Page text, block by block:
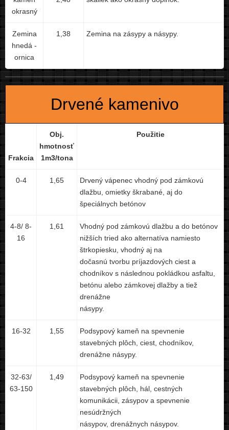
okrasný
Zemina
hnedá -
ornica
1,38 Zemina na zásypy a násypy.
Drvené kamenivo
Frakcia
Obj.
hmotnosť
1m3/tona
Použitie
0-4 1,65
Drvený vápenec vhodný pod zámkovú
dlažbu, omietky škrabané, aj do
špeciálnych betónov
4-8/ 8-
16
1,61
Vhodný pod zámkovú dlažbu a do betónov
nižších tried ako alternatíva namiesto
štrkopiesku, vhodný aj na
dočasnú tvorbu príjazdových ciest a
chodníkov s následnou pokládkou asfaltu,
betónu alebo zámkovej dlažby a tiež
drenážne
násypy.
16-32 1,55
Podsypový kameň na spevnenie
stavebných plôch, ciest, chodníkov,
drenážne násypy.
32-63/
63-150
1,49
Podsypový kameň na spevnenie
stavebných plôch, hál, cestných
komunikácii, zásypov a spevnenie
nesúdržných
násypov, drenážnych násypov.